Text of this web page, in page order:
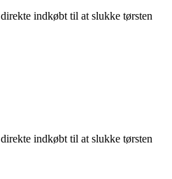
indkøbt til at slukke tørsten
indkøbt til at slukke tørsten